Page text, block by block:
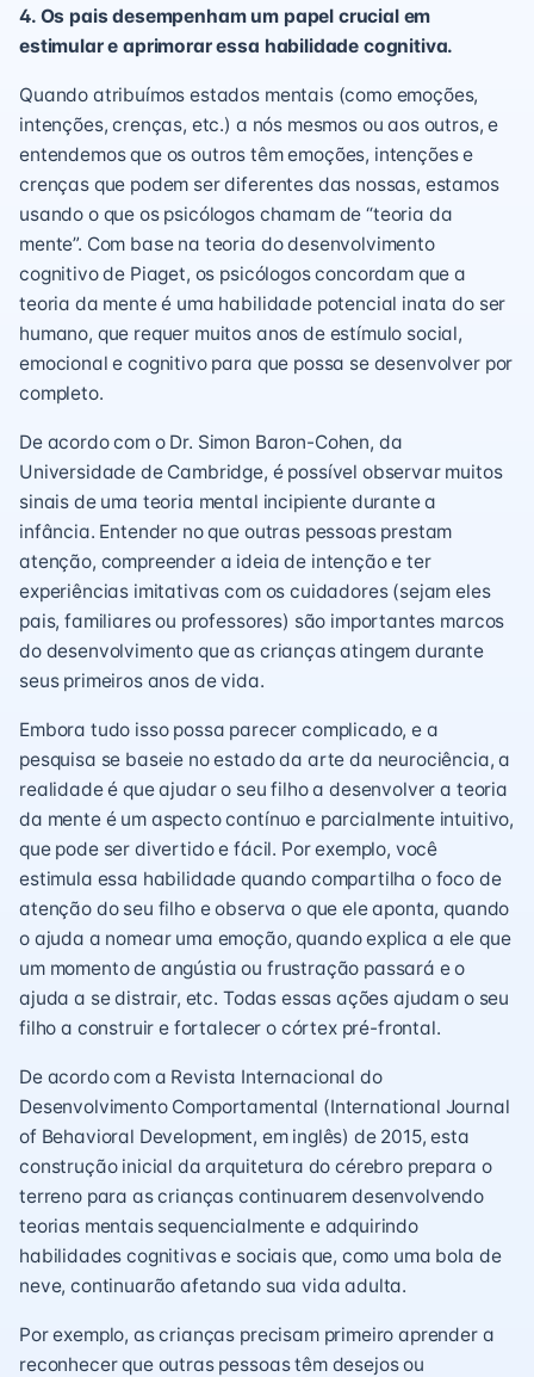
4. Os pais desempenham um papel crucial em
estimular e aprimorar essa habilidade cognitiva.
Quando atribuímos estados mentais (como emoções,
intenções, crenças, etc.) a nós mesmos ou aos outros, e
entendemos que os outros têm emoções, intenções e
crenças que podem ser diferentes das nossas, estamos
usando o que os psicólogos chamam de “teoria da
mente”. Com base na teoria do desenvolvimento
cognitivo de Piaget, os psicólogos concordam que a
teoria da mente é uma habilidade potencial inata do ser
humano, que requer muitos anos de estímulo social,
emocional e cognitivo para que possa se desenvolver por
completo.
De acordo com o Dr. Simon Baron-Cohen, da
Universidade de Cambridge, é possível observar muitos
sinais de uma teoria mental incipiente durante a
infância. Entender no que outras pessoas prestam
atenção, compreender a ideia de intenção e ter
experiências imitativas com os cuidadores (sejam eles
pais, familiares ou professores) são importantes marcos
do desenvolvimento que as crianças atingem durante
seus primeiros anos de vida.
Embora tudo isso possa parecer complicado, e a
pesquisa se baseie no estado da arte da neurociência, a
realidade é que ajudar o seu filho a desenvolver a teoria
da mente é um aspecto contínuo e parcialmente intuitivo,
que pode ser divertido e fácil. Por exemplo, você
estimula essa habilidade quando compartilha o foco de
atenção do seu filho e observa o que ele aponta, quando
o ajuda a nomear uma emoção, quando explica a ele que
um momento de angústia ou frustração passará e o
ajuda a se distrair, etc. Todas essas ações ajudam o seu
filho a construir e fortalecer o córtex pré-frontal.
De acordo com a Revista Internacional do
Desenvolvimento Comportamental (International Journal
of Behavioral Development, em inglês) de 2015, esta
construção inicial da arquitetura do cérebro prepara o
terreno para as crianças continuarem desenvolvendo
teorias mentais sequencialmente e adquirindo
habilidades cognitivas e sociais que, como uma bola de
neve, continuarão afetando sua vida adulta.
Por exemplo, as crianças precisam primeiro aprender a
reconhecer que outras pessoas têm desejos ou